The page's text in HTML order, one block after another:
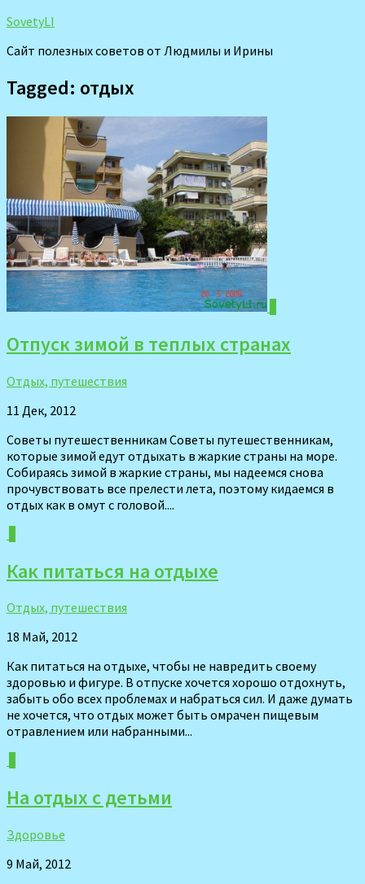
SovetyLI
Сайт полезных советов от Людмилы и Ирины
Tagged: отдых
Отпуск зимой в теплых странах
Отдых, путешествия
11 Дек, 2012
Советы путешественникам Советы путешественникам,
которые зимой едут отдыхать в жаркие страны на море.
Собираясь зимой в жаркие страны, мы надеемся снова
прочувствовать все прелести лета, поэтому кидаемся в
отдых как в омут с головой....
Как питаться на отдыхе
Отдых, путешествия
18 Май, 2012
Как питаться на отдыхе, чтобы не навредить своему
здоровью и фигуре. В отпуске хочется хорошо отдохнуть,
забыть обо всех проблемах и набраться сил. И даже думать
не хочется, что отдых может быть омрачен пищевым
отравлением или набранными...
На отдых с детьми
Здоровье
9 Май, 2012